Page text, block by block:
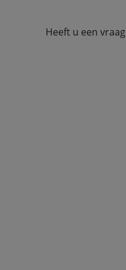
Heeft u een